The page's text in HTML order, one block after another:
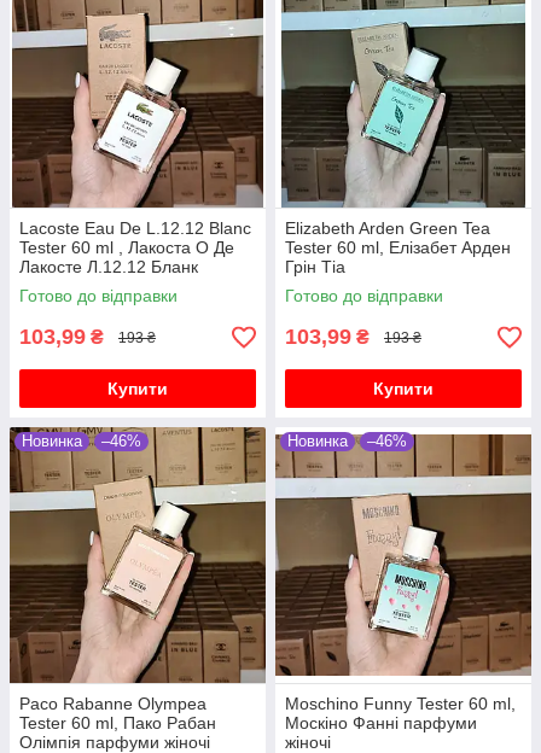
Lacoste Eau De L.12.12 Blanc
Tester 60 ml , Лакоста О Де
Лакосте Л.12.12 Бланк
парфуми для чоловіків
Готово до відправки
103,99 ₴ 193 ₴
Купити
Elizabeth Arden Green Tea
Tester 60 ml, Елізабет Арден
Грін Тіа
Готово до відправки
103,99 ₴ 193 ₴
Купити
Новинка –46%
Paco Rabanne Olympea
Tester 60 ml, Пако Рабан
Олімпія парфуми жіночі
Новинка –46%
Moschino Funny Tester 60 ml,
Москіно Фанні парфуми
жіночі